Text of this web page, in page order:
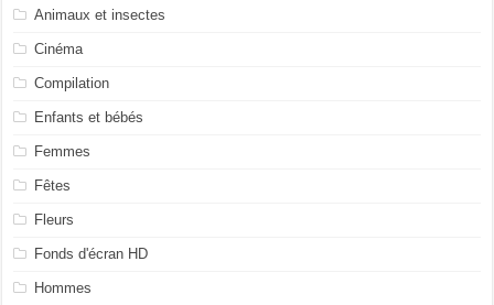
Animaux et insectes
Cinéma
Compilation
Enfants et bébés
Femmes
Fêtes
Fleurs
Fonds d'écran HD
Hommes